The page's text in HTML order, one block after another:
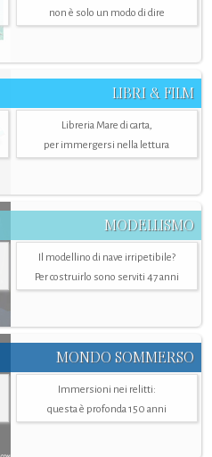
non è solo un modo di dire
LIBRI & FILM
Libreria Mare di carta,
per immergersi nella lettura
MODELLISMO
Il modellino di nave irripetibile?
Per costruirlo sono serviti 47 anni
MONDO SOMMERSO
Immersioni nei relitti:
questa è profonda 150 anni